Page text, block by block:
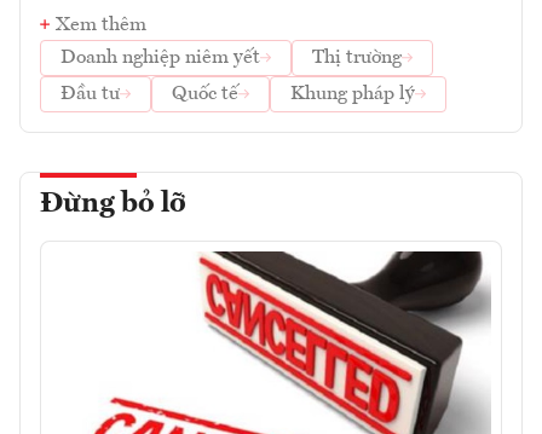
Xem thêm
Doanh nghiệp niêm yết
Thị trường
Đầu tư
Quốc tế Khung pháp lý
Đừng bỏ lỡ